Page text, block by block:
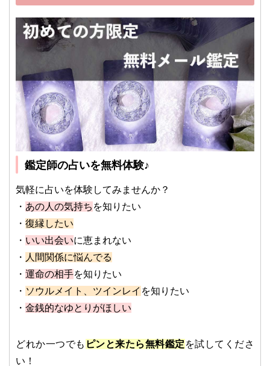
鑑定師の占いを無料体験♪
気軽に占いを体験してみませんか？
・ あの人の気持ち を知りたい
・ 復縁したい
・ いい出会いに恵まれない
・ 人間関係に悩んでる
・ 運命の相手を知りたい
・ ソウルメイト、ツインレイ を知りたい
・ 金銭的なゆとりがほしい
どれか一つでも ピンと来たら無料鑑定 を試してくださ
い！